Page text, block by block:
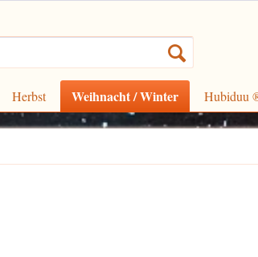
Herbst Weihnacht / Winter Hubiduu